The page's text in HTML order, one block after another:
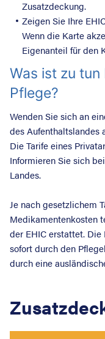
Zusatzdeckung.
Zeigen Sie Ihre
Wenn die Karte
Eigenanteil für den
Was ist zu
Pflege?
Wenden Sie sich an
des Aufenthaltslandes
Die Tarife eines
Informieren Sie sich
Landes.
Je nach gesetzlichem
Medikamentenkosten
der EHIC erstattet.
sofort durch den
durch eine